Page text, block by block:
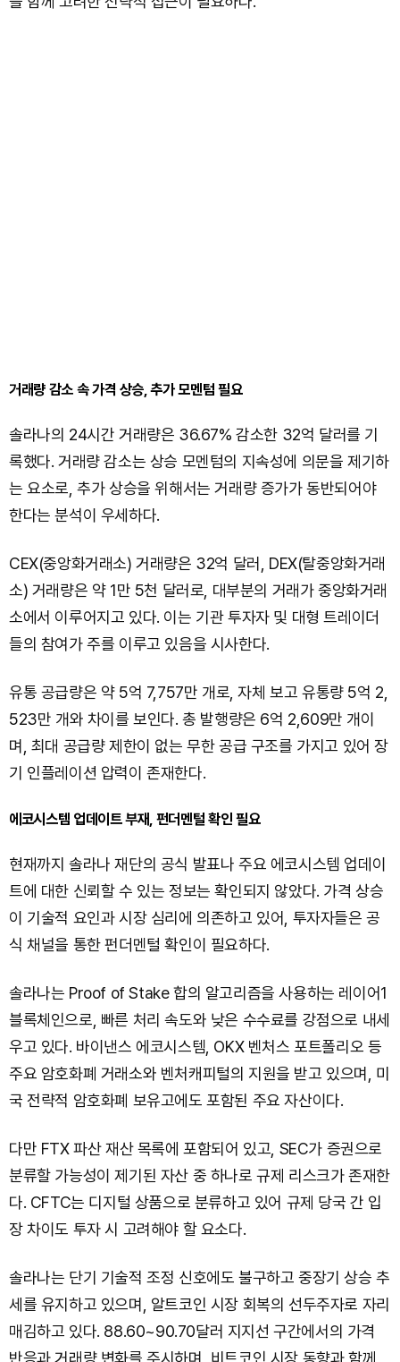
거래량 감소 속 가격 상승, 추가 모멘텀 필요
솔라나의 24시간 거래량은 36.67% 감소한 32억 달러를 기
록했다. 거래량 감소는 상승 모멘텀의 지속성에 의문을 제기하
는 요소로, 추가 상승을 위해서는 거래량 증가가 동반되어야
한다는 분석이 우세하다.
CEX(중앙화거래소) 거래량은 32억 달러, DEX(탈중앙화거래
소) 거래량은 약 1만 5천 달러로, 대부분의 거래가 중앙화거래
소에서 이루어지고 있다. 이는 기관 투자자 및 대형 트레이더
들의 참여가 주를 이루고 있음을 시사한다.
유통 공급량은 약 5억 7,757만 개로, 자체 보고 유통량 5억 2,
523만 개와 차이를 보인다. 총 발행량은 6억 2,609만 개이
며, 최대 공급량 제한이 없는 무한 공급 구조를 가지고 있어 장
기 인플레이션 압력이 존재한다.
에코시스템 업데이트 부재, 펀더멘털 확인 필요
현재까지 솔라나 재단의 공식 발표나 주요 에코시스템 업데이
트에 대한 신뢰할 수 있는 정보는 확인되지 않았다. 가격 상승
이 기술적 요인과 시장 심리에 의존하고 있어, 투자자들은 공
식 채널을 통한 펀더멘털 확인이 필요하다.
솔라나는 Proof of Stake 합의 알고리즘을 사용하는 레이어1
블록체인으로, 빠른 처리 속도와 낮은 수수료를 강점으로 내세
우고 있다. 바이낸스 에코시스템, OKX 벤처스 포트폴리오 등
주요 암호화폐 거래소와 벤처캐피털의 지원을 받고 있으며, 미
국 전략적 암호화폐 보유고에도 포함된 주요 자산이다.
다만 FTX 파산 재산 목록에 포함되어 있고, SEC가 증권으로
분류할 가능성이 제기된 자산 중 하나로 규제 리스크가 존재한
다. CFTC는 디지털 상품으로 분류하고 있어 규제 당국 간 입
장 차이도 투자 시 고려해야 할 요소다.
솔라나는 단기 기술적 조정 신호에도 불구하고 중장기 상승 추
세를 유지하고 있으며, 알트코인 시장 회복의 선두주자로 자리
매김하고 있다. 88.60~90.70달러 지지선 구간에서의 가격
반응과 거래량 변화를 주시하며, 비트코인 시장 동향과 함께